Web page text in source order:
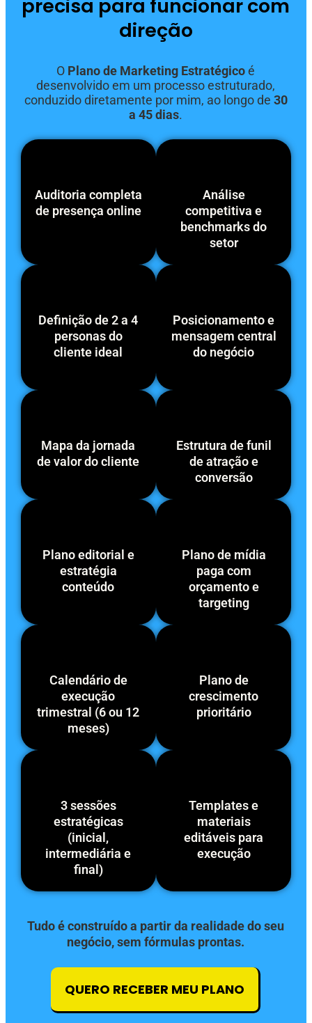
precisa para funcionar com
direção
O Plano de Marketing Estratégicoé
desenvolvido em um processo estruturado,
conduzido diretamente por mim, ao longo de 30
a 45 dias.
Auditoria completa
de presença online
Análise
competitiva e
benchmarks do
setor
Definição de 2 a 4
personas do
cliente ideal
Posicionamento e
mensagem central
do negócio
Mapa da jornada
de valor do cliente
Estrutura de funil
de atração e
conversão
Plano editorial e
estratégia
conteúdo
Plano de mídia
paga com
orçamento e
targeting
Calendário de
execução
trimestral (6 ou 12
meses)
Plano de
crescimento
prioritário
3 sessões
estratégicas
(inicial,
intermediária e
final)
Templates e
materiais
editáveis para
execução
Tudo é construído a partir da realidade do seu
negócio, sem fórmulas prontas.
QUERO RECEBER MEU PLANO